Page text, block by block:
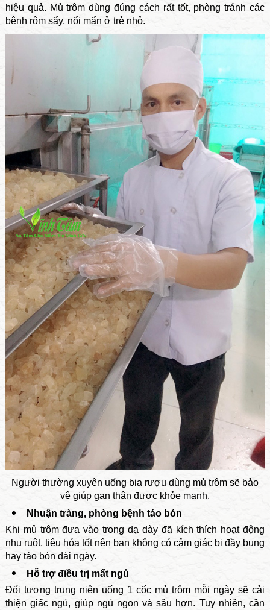
hiệu quả. Mủ trôm dùng đúng cách rất tốt, phòng tránh các
bệnh rôm sẩy, nổi mẩn ở trẻ nhỏ.
Người thường xuyên uống bia rượu dùng mủ trôm sẽ bảo
vệ giúp gan thận được khỏe mạnh.
Nhuận tràng, phòng bệnh táo bón
Khi mủ trôm đưa vào trong dạ dày đã kích thích hoạt động
nhu ruột, tiêu hóa tốt nên bạn không có cảm giác bị đầy bụng
hay táo bón dài ngày.
Hỗ trợ điều trị mất ngủ
Đối tượng trung niên uống 1 cốc mủ trôm mỗi ngày sẽ cải
thiện giấc ngủ, giúp ngủ ngon và sâu hơn. Tuy nhiên, cần